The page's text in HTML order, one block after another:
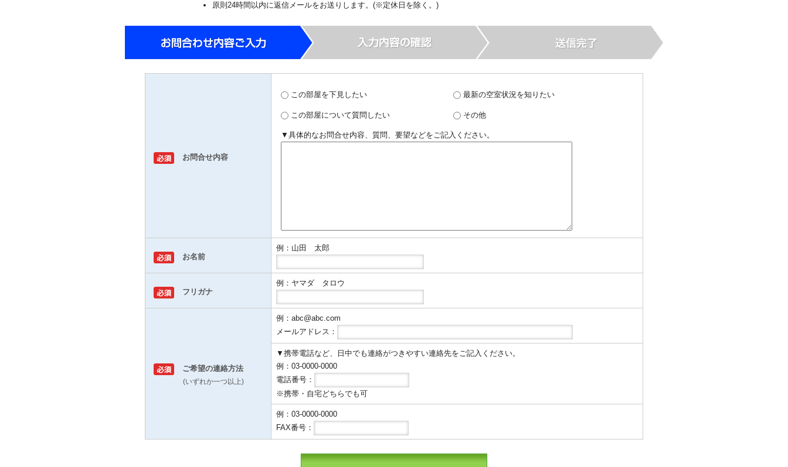
原則24時間以内に返信メールをお送りします。(※定休日を除く。)
お問合せ内容
この部屋を下見したい 最新の空室状況を知りたい
この部屋について質問したい その他
▼具体的なお問合せ内容、質問、要望などをご記入ください。
お名前
例：山田 太郎
フリガナ
例：ヤマダ タロウ
ご希望の連絡方法
(いずれか一つ以上)
例：abc@abc.com
メールアドレス：
▼携帯電話など、日中でも連絡がつきやすい連絡先をご記入ください。
例：03-0000-0000
電話番号：
※携帯・自宅どちらでも可
例：03-0000-0000
FAX番号：